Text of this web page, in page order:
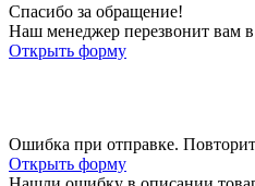
Спасибо за обращение!
Наш менеджер перезвонит вам
Открыть форму
Ошибка при отправке.
Открыть форму